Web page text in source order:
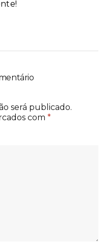
será publicado.
com *